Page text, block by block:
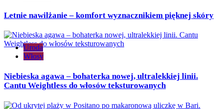
Letnie nawilżanie – komfort wyznacznikiem pięknej skóry
Uroda
Włosy
Niebieska agawa – bohaterka nowej, ultralekkiej linii.
Cantu Weightless do włosów teksturowanych